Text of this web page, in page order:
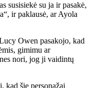
susisiekė su ja ir pasakė,
ir paklausė, ar Ayola
Owen pasakojo, kad
gimimu ar
nori, jog ji vaidintų
kad šie personažai